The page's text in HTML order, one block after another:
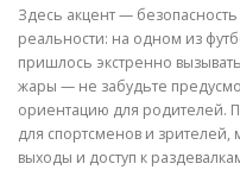
Здесь акцент —
реальности: на одном из
пришлось экстренно
жары — не забудьте
ориентацию для родителей.
для спортсменов и зрителей,
выходы и доступ к